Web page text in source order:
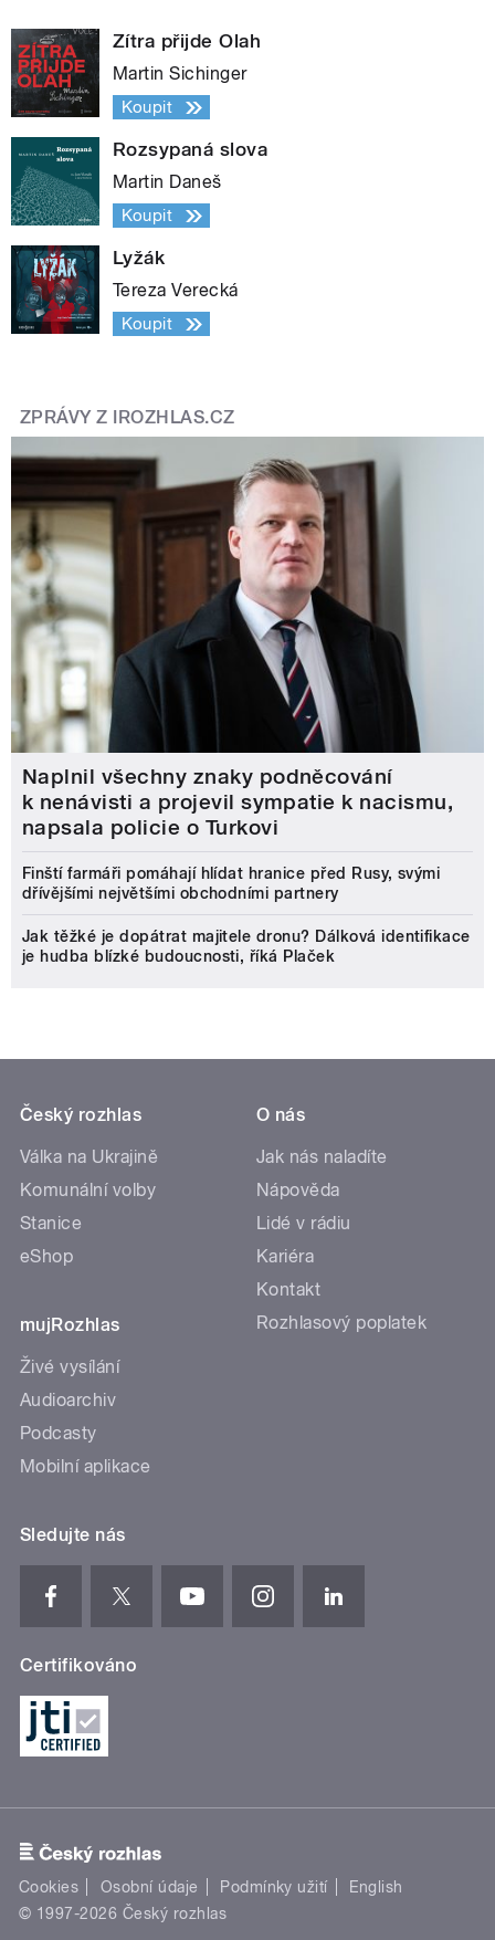
Zítra přijde Olah
Martin Sichinger
Koupit
Rozsypaná slova
Martin Daneš
Koupit
Lyžák
Tereza Verecká
Koupit
ZPRÁVY Z IROZHLAS.CZ
Naplnil všechny znaky podněcování
k nenávisti a projevil sympatie k nacismu,
napsala policie o Turkovi
Finští farmáři pomáhají hlídat hranice před Rusy, svými
dřívějšími největšími obchodními partnery
Jak těžké je dopátrat majitele dronu? Dálková identifikace
je hudba blízké budoucnosti, říká Plaček
Český rozhlas
Válka na Ukrajině
Komunální volby
Stanice
eShop
mujRozhlas
Živé vysílání
Audioarchiv
Podcasty
Mobilní aplikace
O nás
Jak nás naladíte
Nápověda
Lidé v rádiu
Kariéra
Kontakt
Rozhlasový poplatek
Sledujte nás
Certifikováno
Cookies Osobní údaje Podmínky užití
English
© 1997-2026 Český rozhlas